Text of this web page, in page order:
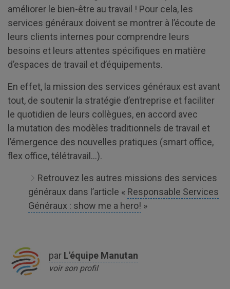
améliorer le bien-être au travail ! Pour cela, les
services généraux doivent se montrer à l’écoute de
leurs clients internes pour comprendre leurs
besoins et leurs attentes spécifiques en matière
d’espaces de travail et d’équipements.
En effet, la mission des services généraux est avant
tout, de soutenir la stratégie d’entreprise et faciliter
le quotidien de leurs collègues, en accord avec
la mutation des modèles traditionnels de travail et
l’émergence des nouvelles pratiques (smart office,
flex office, télétravail…).
Retrouvez les autres missions des services
généraux dans l’article « Responsable Services
Généraux : show me a hero! »
par L'équipe Manutan
voir son profil